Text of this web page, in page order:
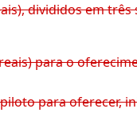
divididos em
para o
para oferecer,